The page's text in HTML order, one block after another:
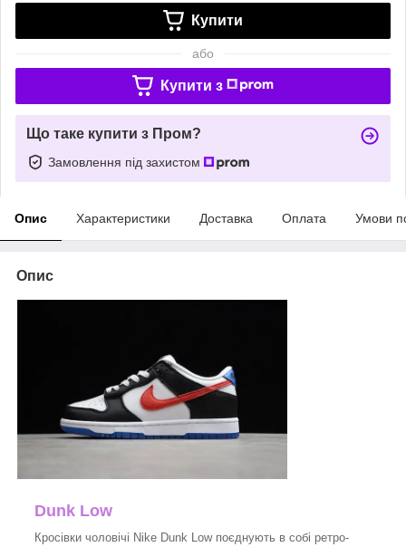
Купити
або
Купити з
Що таке купити з Пром?
Замовлення під захистом
Опис Характеристики Доставка Оплата Умови
Опис
Dunk Low
Кросівки чоловічі Nike Dunk Low поєднують в собі ретро-